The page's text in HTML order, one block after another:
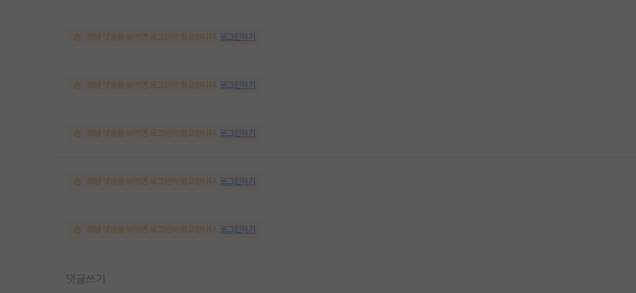
해당 댓글을 보려면 로그인이 필요합니다. 로그인하기
해당 댓글을 보려면 로그인이 필요합니다. 로그인하기
해당 댓글을 보려면 로그인이 필요합니다. 로그인하기
해당 댓글을 보려면 로그인이 필요합니다. 로그인하기
해당 댓글을 보려면 로그인이 필요합니다. 로그인하기
댓글쓰기